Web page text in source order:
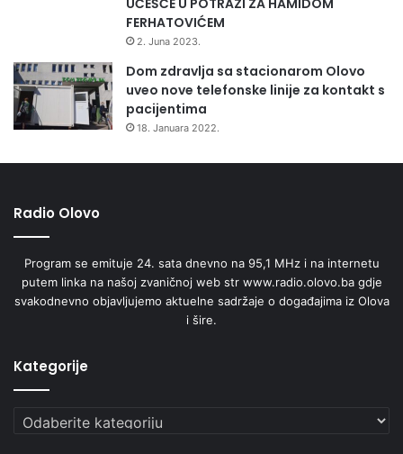
FERHATOVIĆEM
2. Juna 2023.
Dom zdravlja sa stacionarom Olovo
uveo nove telefonske linije za kontakt s
pacijentima
18. Januara 2022.
Radio Olovo
Program se emituje 24. sata dnevno na 95,1 MHz i na internetu
putem linka na našoj zvaničnoj web str www.radio.olovo.ba gdje
svakodnevno objavljujemo aktuelne sadržaje o događajima iz Olova
i šire.
Kategorije
Kategorije